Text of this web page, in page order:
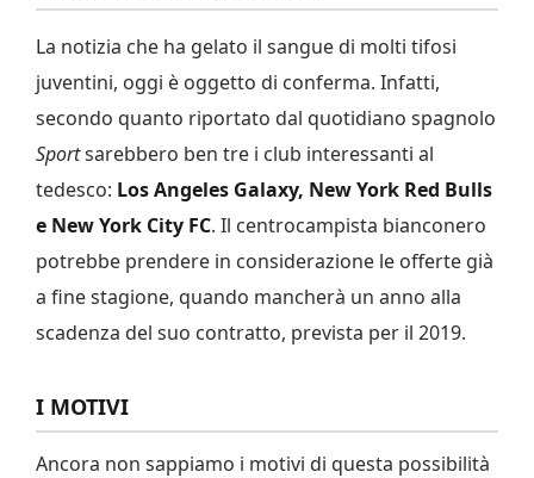
La notizia che ha gelato il sangue di molti tifosi
juventini, oggi è oggetto di conferma. Infatti,
secondo quanto riportato dal quotidiano spagnolo
Sportsarebbero ben tre i club interessanti al
tedesco: Los Angeles Galaxy, New York Red Bulls
e New York City FC. Il centrocampista bianconero
potrebbe prendere in considerazione le offerte già
a fine stagione, quando mancherà un anno alla
scadenza del suo contratto, prevista per il 2019.
I MOTIVI
Ancora non sappiamo i motivi di questa possibilità